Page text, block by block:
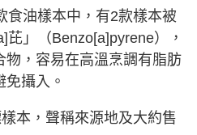
食油樣本中，有2款樣本被
」（Benzo[a]pyrene），
物，容易在高溫烹調有脂肪
攝入。
本，聲稱來源地及大約售